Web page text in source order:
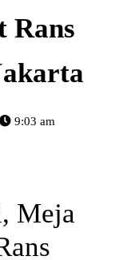
Rans
9:03 am
Meja